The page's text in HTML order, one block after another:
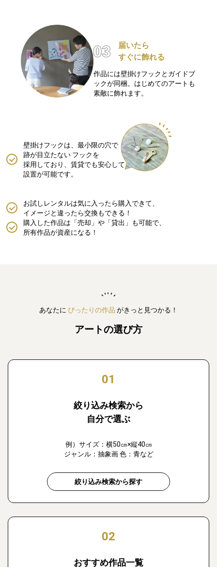
届いたら
すぐに飾れる
作品には壁掛けフックとガイドブ
ックが同梱。はじめてのアートも
素敵に飾れます。
壁掛けフックは、最小限の穴で
跡が目立たない フックを
採用しており、賃貸でも安心して
設置が可能です。
購入した作品は「売却」や「貸出」も可能で、
所有作品が資産になる！
お試しレンタルは気に入ったら購入できて、
イメージと違ったら交換もできる！
あなたに ぴったりの作品 がきっと見つかる！
アートの選び方
01
絞り込み検索から
自分で選ぶ
例）サイズ：横50㎝×縦40㎝
ジャンル：抽象画 色：青など
絞り込み検索から探す
02
おすすめ作品一覧